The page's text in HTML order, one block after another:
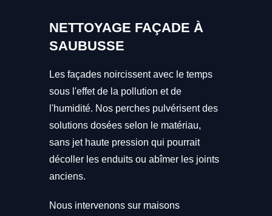
NETTOYAGE FAÇADE À
SAUBUSSE
Les façades noircissent avec le temps
sous l'effet de la pollution et de
l'humidité. Nos perches pulvérisent des
solutions dosées selon le matériau,
sans jet haute pression qui pourrait
décoller les enduits ou abîmer les joints
anciens.
Nous intervenons sur maisons